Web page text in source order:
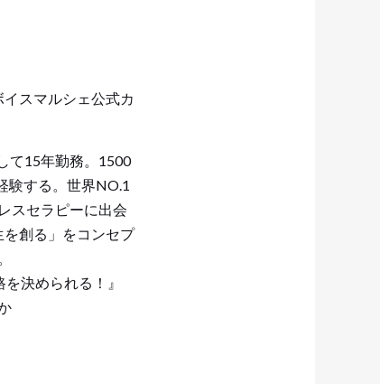
スマルシェ公式カ
て15年勤務。1500
験する。世界NO.1
スセラピーに出会
創る」をコンセプ
決められる！』